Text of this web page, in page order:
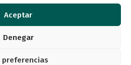
Aceptar
Denegar
preferencias
Política de Cookies
de Datos personales